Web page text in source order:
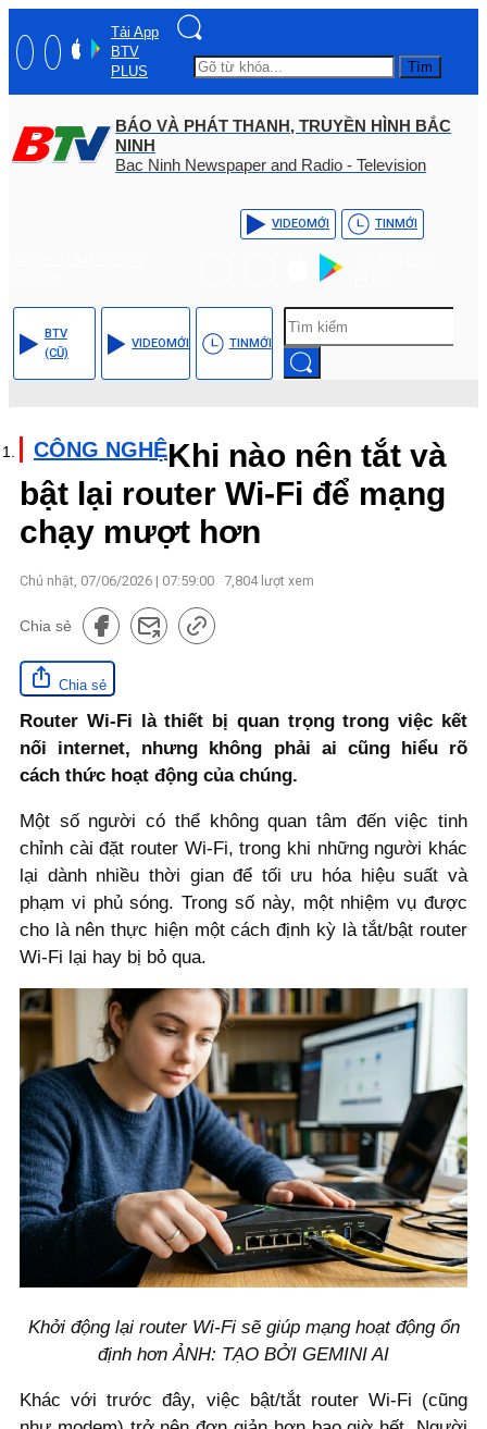
Tải App
BTV
PLUS
Tìm
BÁO VÀ PHÁT THANH, TRUYỀN HÌNH BẮC
NINH
Bac Ninh Newspaper and Radio - Television
VIDEOMỚI TINMỚI
BTV
(CŨ)
VIDEOMỚI TINMỚI
CÔNG NGHỆKhi nào nên tắt và
bật lại router Wi-Fi để mạng
chạy mượt hơn
Chủ nhật, 07/06/2026 | 07:59:00 7,804lượt xem
Chia sẻ
Chia sẻ
Router Wi-Fi là thiết bị quan trọng trong việc kết
nối internet, nhưng không phải ai cũng hiểu rõ
cách thức hoạt động của chúng.
Một số người có thể không quan tâm đến việc tinh
chỉnh cài đặt router Wi-Fi, trong khi những người khác
lại dành nhiều thời gian để tối ưu hóa hiệu suất và
phạm vi phủ sóng. Trong số này, một nhiệm vụ được
cho là nên thực hiện một cách định kỳ là tắt/bật router
Wi-Fi lại hay bị bỏ qua.
Khởi động lại router Wi-Fi sẽ giúp mạng hoạt động ổn
định hơn ẢNH: TẠO BỞI GEMINI AI
Khác với trước đây, việc bật/tắt router Wi-Fi (cũng